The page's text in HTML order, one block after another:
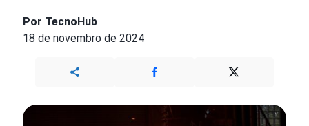
Por TecnoHub
18 de novembro de 2024